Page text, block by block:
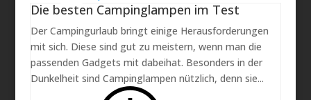
Die besten Campinglampen im Test
Der Campingurlaub bringt einige Herausforderungen
mit sich. Diese sind gut zu meistern, wenn man die
passenden Gadgets mit dabeihat. Besonders in der
Dunkelheit sind Campinglampen nützlich, denn sie...